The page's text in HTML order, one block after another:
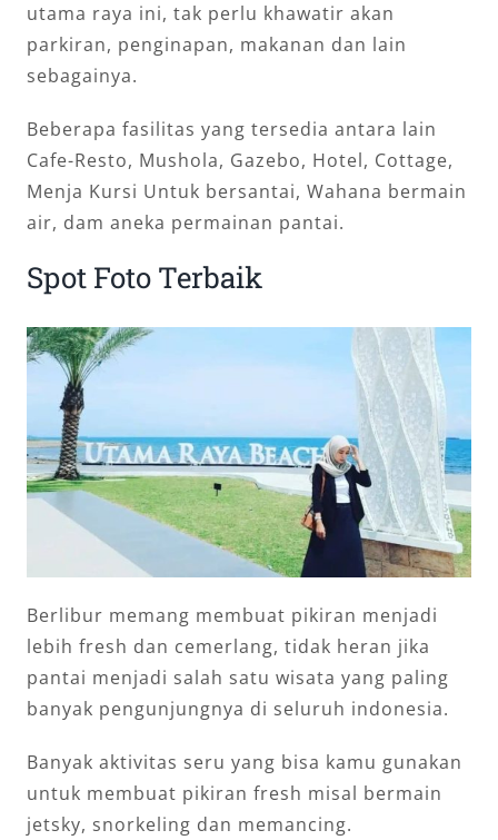
utama raya ini, tak perlu khawatir akan
parkiran, penginapan, makanan dan lain
sebagainya.
Beberapa fasilitas yang tersedia antara lain
Cafe-Resto, Mushola, Gazebo, Hotel, Cottage,
Menja Kursi Untuk bersantai, Wahana bermain
air, dam aneka permainan pantai.
Spot Foto Terbaik
Berlibur memang membuat pikiran menjadi
lebih fresh dan cemerlang, tidak heran jika
pantai menjadi salah satu wisata yang paling
banyak pengunjungnya di seluruh indonesia.
Banyak aktivitas seru yang bisa kamu gunakan
untuk membuat pikiran fresh misal bermain
jetsky, snorkeling dan memancing.